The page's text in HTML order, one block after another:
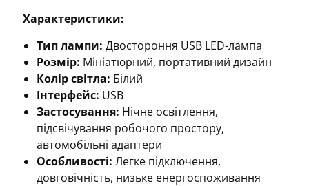
Характеристики:
Тип лампи: Двостороння USB LED-лампа
Розмір: Мініатюрний, портативний дизайн
Колір світла: Білий
Інтерфейс: USB
Застосування: Нічне освітлення,
підсвічування робочого простору,
автомобільні адаптери
Особливості: Легке підключення,
довговічність, низьке енергоспоживання